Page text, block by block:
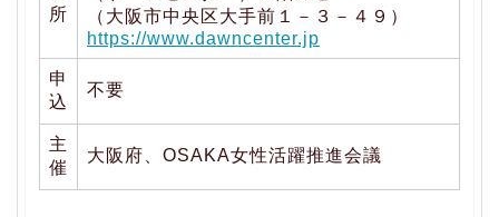
所
（大阪市中央区大手前１－３－４９）
https://www.dawncenter.jp
申
込
不要
主
催
大阪府、OSAKA女性活躍推進会議